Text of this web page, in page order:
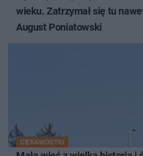
wieku. Zatrzymał się tu
August Poniatowski
CIEKAWOSTKI